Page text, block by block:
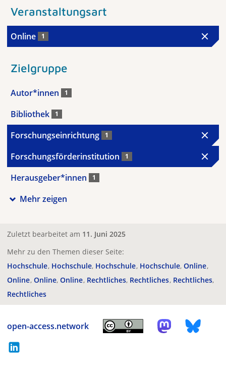
Veranstaltungsart
Online 1
Zielgruppe
Autor*innen 1
Bibliothek 1
Forschungseinrichtung 1
Forschungsförderinstitution 1
Herausgeber*innen 1
Mehr zeigen
Zuletzt bearbeitet am 11. Juni 2025
Mehr zu den Themen dieser Seite:
Hochschule Hochschule Hochschule Hochschule Online
Online Online Online Rechtliches Rechtliches Rechtliches
Rechtliches
open-access.network